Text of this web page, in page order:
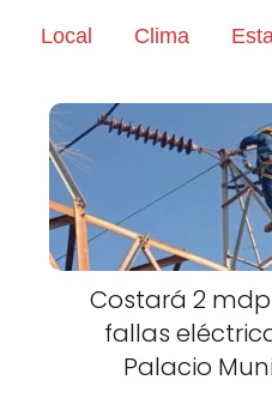
Local Clima
Costará 2
fallas
Palacio